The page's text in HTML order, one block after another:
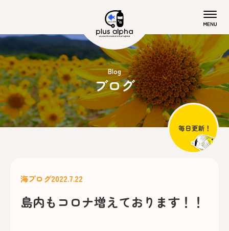
Blog
ブログ
海ブログ2022.7.22
島内もコロナ増えております！！